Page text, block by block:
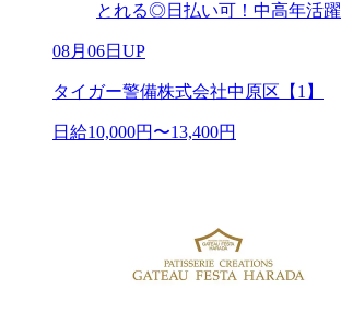
とれる◎日払い可！中高年活躍
08月06日UP
タイガー警備株式会社中原区【1】
日給10,000円〜13,400円